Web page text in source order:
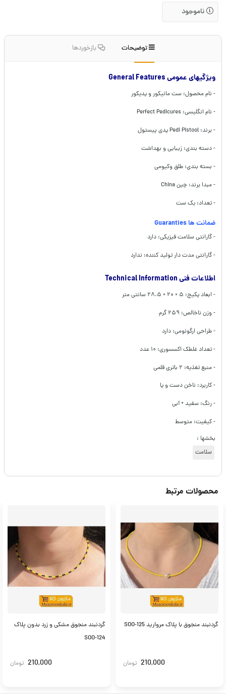
ناموجود
توضیحات بازخوردها
ویژگیهای عمومی General Features
- نام محصول: ست مانیکور و پدیکور
- نام انگلیسی: Perfect Pedicures
- برند:
- دسته بندی: زیبایی و بهداشت
- بسته بندی: طلق وکیومی
- مبدا برند: چین China
- تعداد: یک ست
ضمانت ها Guaranties
- گارانتی سلامت فیزیکی: دارد
- گارانتی مدت دار تولید کننده: ندارد
اطلاعات فنی Technical Information
- ابعاد پکیج: ۵ × ۲۰ × ۲۸.۵ سانتی متر
- وزن ناخالص: ۲۵۹ گرم
- طراحی ارگونومی: دارد
- تعداد غلطک اکسسوری: ۱۰ عدد
- منبع تغذیه: ۲ باتری قلمی
- کاربرد: ناخن دست و پا
- رنگ: سفید + آبی
- کیفیت: متوسط
بخشها :
سلامت
محصولات مرتبط
گردنبند منجوق با پلاک مروارید SOO-125
210,000 تومان
گردنبند منجوق مشکی و زرد بدون پلاک
SOO-124
210,000 تومان